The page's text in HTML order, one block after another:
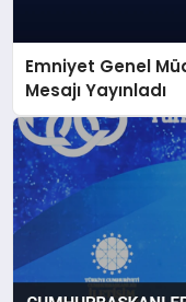
Emniyet Genel
Mesajı Yayınladı